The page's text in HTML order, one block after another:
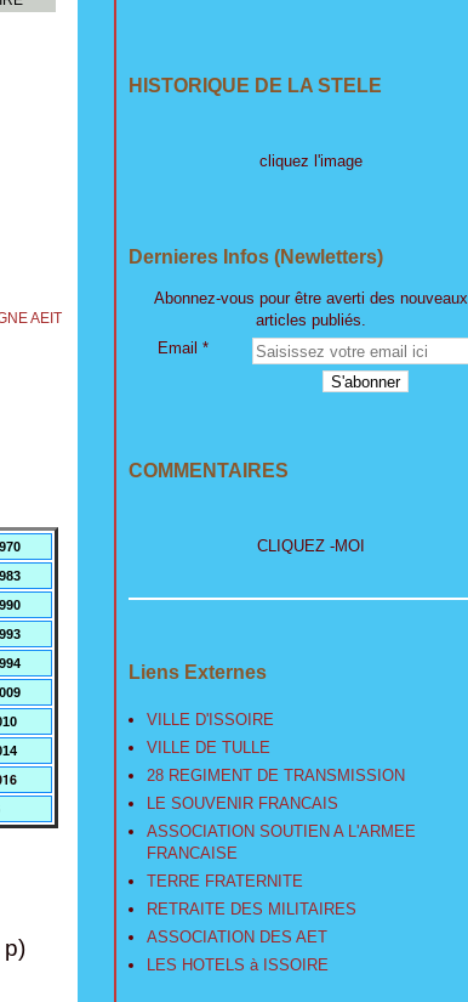
p)
HISTORIQUE DE LA STELE
cliquez l'image
Dernieres Infos (Newletters)
Abonnez-vous pour être averti des nouveaux
articles publiés.
Email
COMMENTAIRES
CLIQUEZ -MOI
Liens Externes
VILLE D'ISSOIRE
VILLE DE TULLE
28 REGIMENT DE TRANSMISSION
LE SOUVENIR FRANCAIS
ASSOCIATION SOUTIEN A L'ARMEE
FRANCAISE
TERRE FRATERNITE
RETRAITE DES MILITAIRES
ASSOCIATION DES AET
LES HOTELS à ISSOIRE